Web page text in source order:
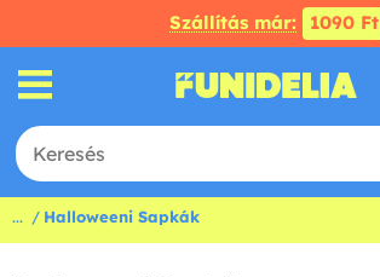
Szállítás már: 1090 Ft
... Halloweeni Sapkák